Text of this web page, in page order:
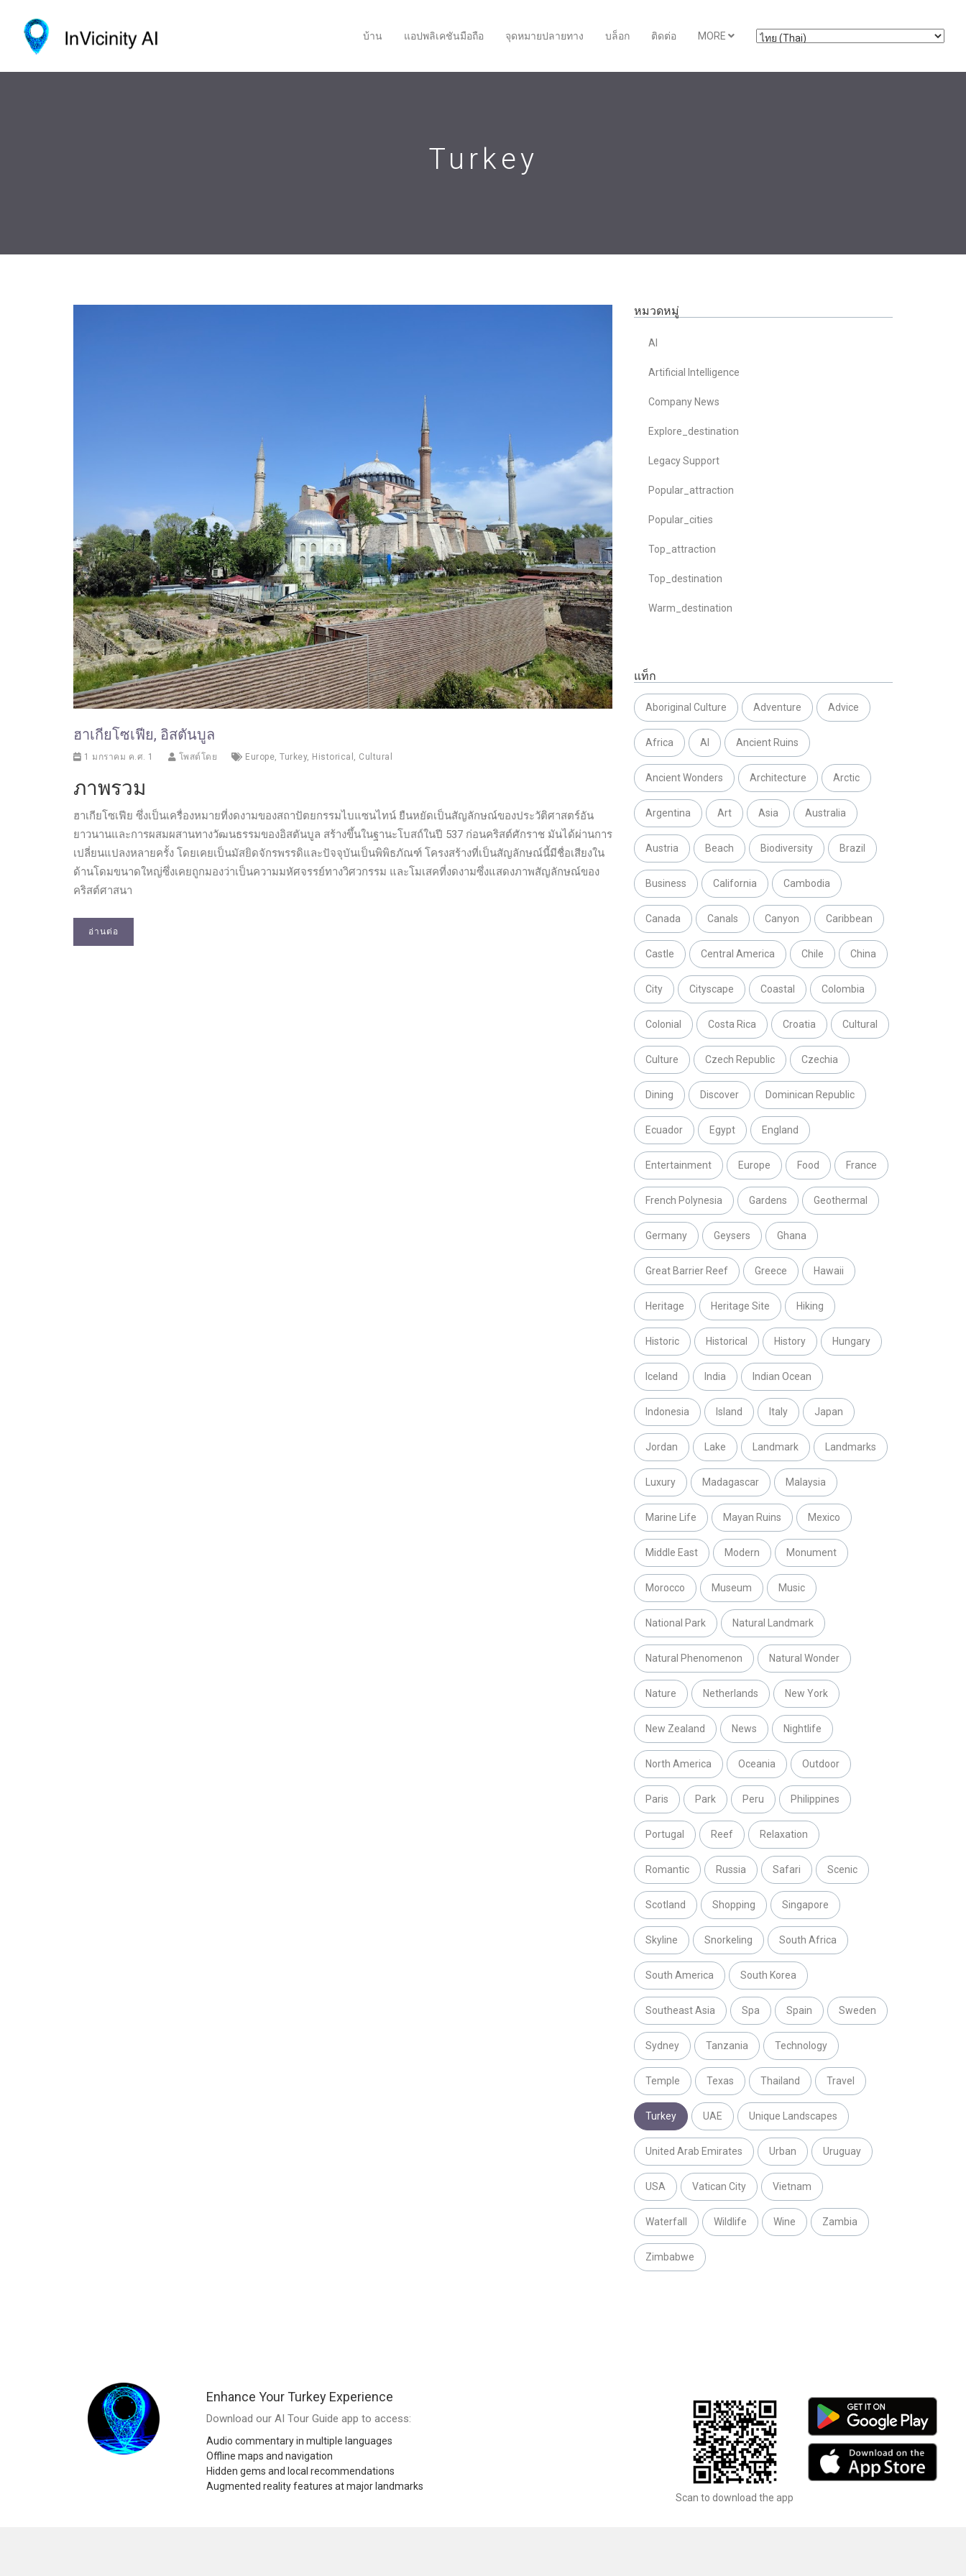
บ้าน แอปพลิเคชันมือถือ จุดหมายปลายทาง บล็อก ติดต่อ MORE
Turkey
ฮาเกียโซเฟีย, อิสตันบูล
1 มกราคม ค.ศ. 1 โพสต์โดย Europe, Turkey, Historical , Cultural
ภาพรวม
ฮาเกียโซเฟีย ซึ่งเป็นเครื่องหมายที่งดงามของสถาปัตยกรรมไบแซนไทน์ ยืนหยัดเป็นสัญลักษณ์ของประวัติศาสตร์อัน
ยาวนานและการผสมผสานทางวัฒนธรรมของอิสตันบูล สร้างขึ้นในฐานะโบสถ์ในปี 537 ก่อนคริสต์ศักราช มันได้ผ่านการ
เปลี่ยนแปลงหลายครั้ง โดยเคยเป็นมัสยิดจักรพรรดิและปัจจุบันเป็นพิพิธภัณฑ์ โครงสร้างที่เป็นสัญลักษณ์นี้มีชื่อเสียงใน
ด้านโดมขนาดใหญ่ซึ่งเคยถูกมองว่าเป็นความมหัศจรรย์ทางวิศวกรรม และโมเสคที่งดงามซึ่งแสดงภาพสัญลักษณ์ของ
คริสต์ศาสนา
อ่านต่อ
หมวดหมู่
AI
Artificial Intelligence
Company News
Explore_destination
Legacy Support
Popular_attraction
Popular_cities
Top_attraction
Top_destination
Warm_destination
แท็ก
Aboriginal Culture Adventure Advice
Africa AI Ancient Ruins
Ancient Wonders Architecture Arctic
Argentina Art Asia Australia
Austria Beach Biodiversity Brazil
Business California Cambodia
Canada Canals Canyon Caribbean
Castle Central America Chile China
City Cityscape Coastal Colombia
Colonial Costa Rica Croatia Cultural
Culture Czech Republic Czechia
Dining Discover Dominican Republic
Ecuador Egypt England
Entertainment Europe Food France
French Polynesia Gardens Geothermal
Germany Geysers Ghana
Great Barrier Reef Greece Hawaii
Heritage Heritage Site Hiking
Historic Historical History Hungary
Iceland India Indian Ocean
Indonesia Island Italy Japan
Jordan Lake Landmark Landmarks
Luxury Madagascar Malaysia
Marine Life Mayan Ruins Mexico
Middle East Modern Monument
Morocco Museum Music
National Park Natural Landmark
Natural Phenomenon Natural Wonder
Nature Netherlands New York
New Zealand News Nightlife
North America Oceania Outdoor
Paris Park Peru Philippines
Portugal Reef Relaxation
Romantic Russia Safari Scenic
Scotland Shopping Singapore
Skyline Snorkeling South Africa
South America South Korea
Southeast Asia Spa Spain Sweden
Sydney Tanzania Technology
Temple Texas Thailand Travel
Turkey UAE Unique Landscapes
United Arab Emirates Urban Uruguay
USA Vatican City Vietnam
Waterfall Wildlife Wine Zambia
Zimbabwe
Enhance Your Turkey Experience
Download our AI Tour Guide app to access:
Audio commentary in multiple languages
Offline maps and navigation
Hidden gems and local recommendations
Augmented reality features at major landmarks
Scan to download the app